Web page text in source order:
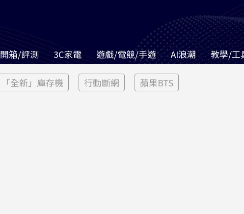
開箱/評測 3C家電 遊戲/電競/手遊 AI浪潮 教學/工
「全新」庫存機 行動斷網 蘋果BTS